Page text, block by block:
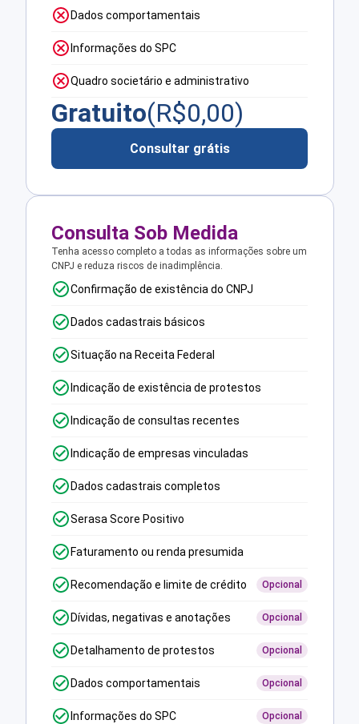
Dados comportamentais
Informações do SPC
Quadro societário e administrativo
Gratuito(R$0,00)
Consultar grátis
Consulta Sob Medida
Tenha acesso completo a todas as informações sobre um
CNPJ e reduza riscos de inadimplência.
Confirmação de existência do CNPJ
Dados cadastrais básicos
Situação na Receita Federal
Indicação de existência de protestos
Indicação de consultas recentes
Indicação de empresas vinculadas
Dados cadastrais completos
Serasa Score Positivo
Faturamento ou renda presumida
Recomendação e limite de crédito Opcional
Dívidas, negativas e anotações Opcional
Detalhamento de protestos Opcional
Dados comportamentais Opcional
Informações do SPC Opcional